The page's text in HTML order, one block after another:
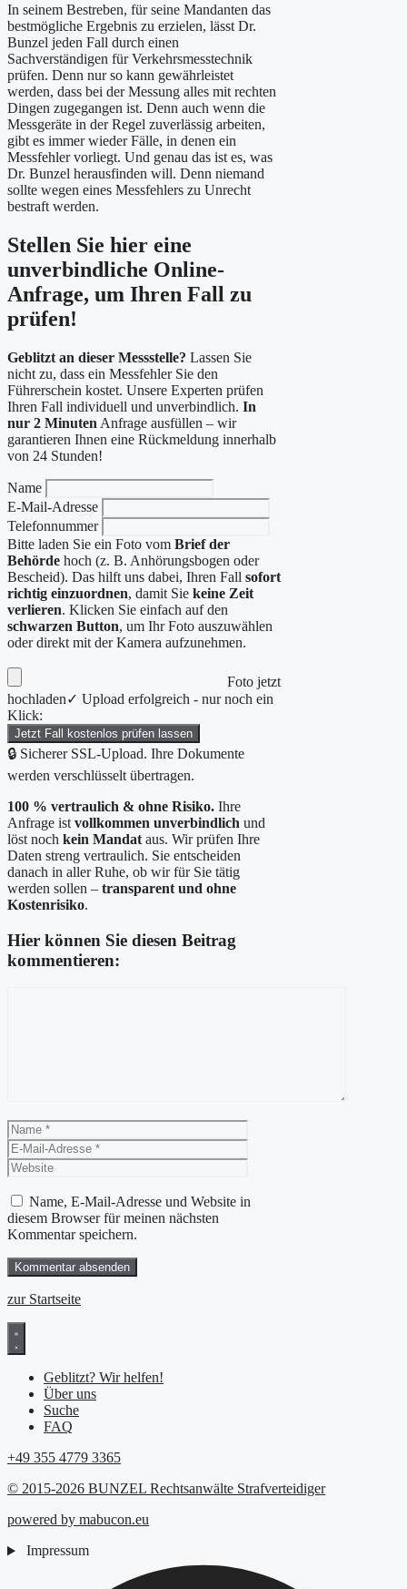
In seinem Bestreben, für seine Mandanten das
bestmögliche Ergebnis zu erzielen, lässt Dr.
Bunzel jeden Fall durch einen
Sachverständigen für Verkehrsmesstechnik
prüfen. Denn nur so kann gewährleistet
werden, dass bei der Messung alles mit rechten
Dingen zugegangen ist. Denn auch wenn die
Messgeräte in der Regel zuverlässig arbeiten,
gibt es immer wieder Fälle, in denen ein
Messfehler vorliegt. Und genau das ist es, was
Dr. Bunzel herausfinden will. Denn niemand
sollte wegen eines Messfehlers zu Unrecht
bestraft werden.
Stellen Sie hier eine
unverbindliche Online-
Anfrage, um Ihren Fall zu
prüfen!
Geblitzt an dieser Messstelle? Lassen Sie
nicht zu, dass ein Messfehler Sie den
Führerschein kostet. Unsere Experten prüfen
Ihren Fall individuell und unverbindlich. In
nur 2 Minuten Anfrage ausfüllen – wir
garantieren Ihnen eine Rückmeldung innerhalb
von 24 Stunden!
Name
E-Mail-Adresse
Telefonnummer
Bitte laden Sie ein Foto vom Brief der
Behörde hoch (z. B. Anhörungsbogen oder
Bescheid). Das hilft uns dabei, Ihren Fall sofort
richtig einzuordnen, damit Sie keine Zeit
verlieren. Klicken Sie einfach auf den
schwarzen Button, um Ihr Foto auszuwählen
oder direkt mit der Kamera aufzunehmen.
Foto jetzt
hochladen✓ Upload erfolgreich - nur noch ein
Klick:
Jetzt Fall kostenlos prüfen lassen
🔒 Sicherer SSL-Upload. Ihre Dokumente
werden verschlüsselt übertragen.
100 % vertraulich & ohne Risiko. Ihre
Anfrage ist vollkommen unverbindlich und
löst noch kein Mandat aus. Wir prüfen Ihre
Daten streng vertraulich. Sie entscheiden
danach in aller Ruhe, ob wir für Sie tätig
werden sollen – transparent und ohne
Kostenrisiko.
Hier können Sie diesen Beitrag
kommentieren:
Name
Mail-
Adresse
Name, E-Mail-Adresse und Website in
diesem Browser für meinen nächsten
Kommentar speichern.
zur Startseite
Geblitzt? Wir helfen!
Über uns
Suche
FAQ
+49 355 4779 3365
© 2015-2026 BUNZEL Rechtsanwälte Strafverteidiger
powered by mabucon.eu
Impressum